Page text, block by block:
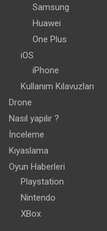
Samsung
Huawei
One Plus
iOS
iPhone
Kullanım Kılavuzları
Drone
Nasıl yapılır ?
İnceleme
Kıyaslama
Oyun Haberleri
Playstation
Nintendo
XBox